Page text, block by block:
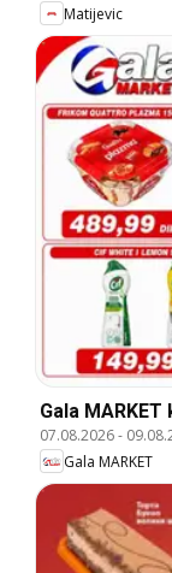
Matijevic
Gala
07.08.2026-
Gala MARKET